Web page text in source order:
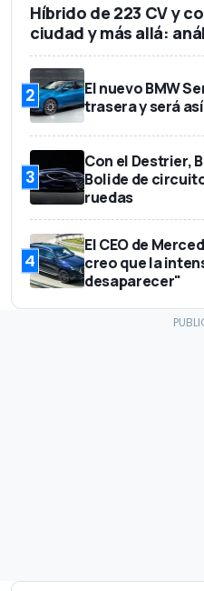
Híbrido de 223 CV y
ciudad y más allá:
2
El nuevo BMW
trasera y será así
3
Con el Destrier,
Bolide de
ruedas
4
El CEO de
creo que la
desaparecer"